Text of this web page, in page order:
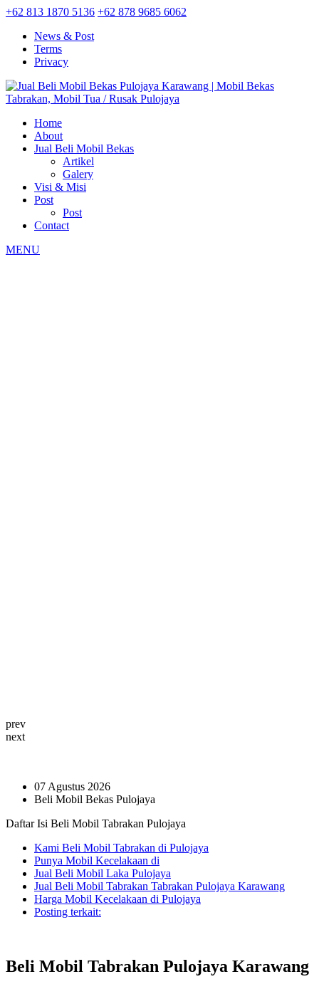
+62 813 1870 5136 +62 878 9685 6062
News & Post
Terms
Privacy
Home
About
Jual Beli Mobil Bekas
Artikel
Galery
Visi & Misi
Post
Post
Contact
MENU
prev
next
07 Agustus 2026
Beli Mobil Bekas Pulojaya
Daftar Isi Beli Mobil Tabrakan Pulojaya
Kami Beli Mobil Tabrakan di Pulojaya
Punya Mobil Kecelakaan di
Jual Beli Mobil Laka Pulojaya
Jual Beli Mobil Tabrakan Tabrakan Pulojaya Karawang
Harga Mobil Kecelakaan di Pulojaya
Posting terkait:
Beli Mobil Tabrakan Pulojaya Karawang